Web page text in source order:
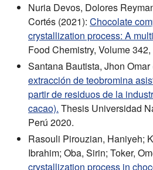
Nuria Devos, Dolores
Cortés (2021): Chocolate
crystallization process: A
Food Chemistry, Volume
Santana Bautista, Jhon Omar
extracción de teobromina
partir de residuos de la
cacao). Thesis Universidad
Perú 2020.
Rasouli Pirouzian, Haniyeh;
Ibrahim; Oba, Sirin; Toker,
crystallization process in